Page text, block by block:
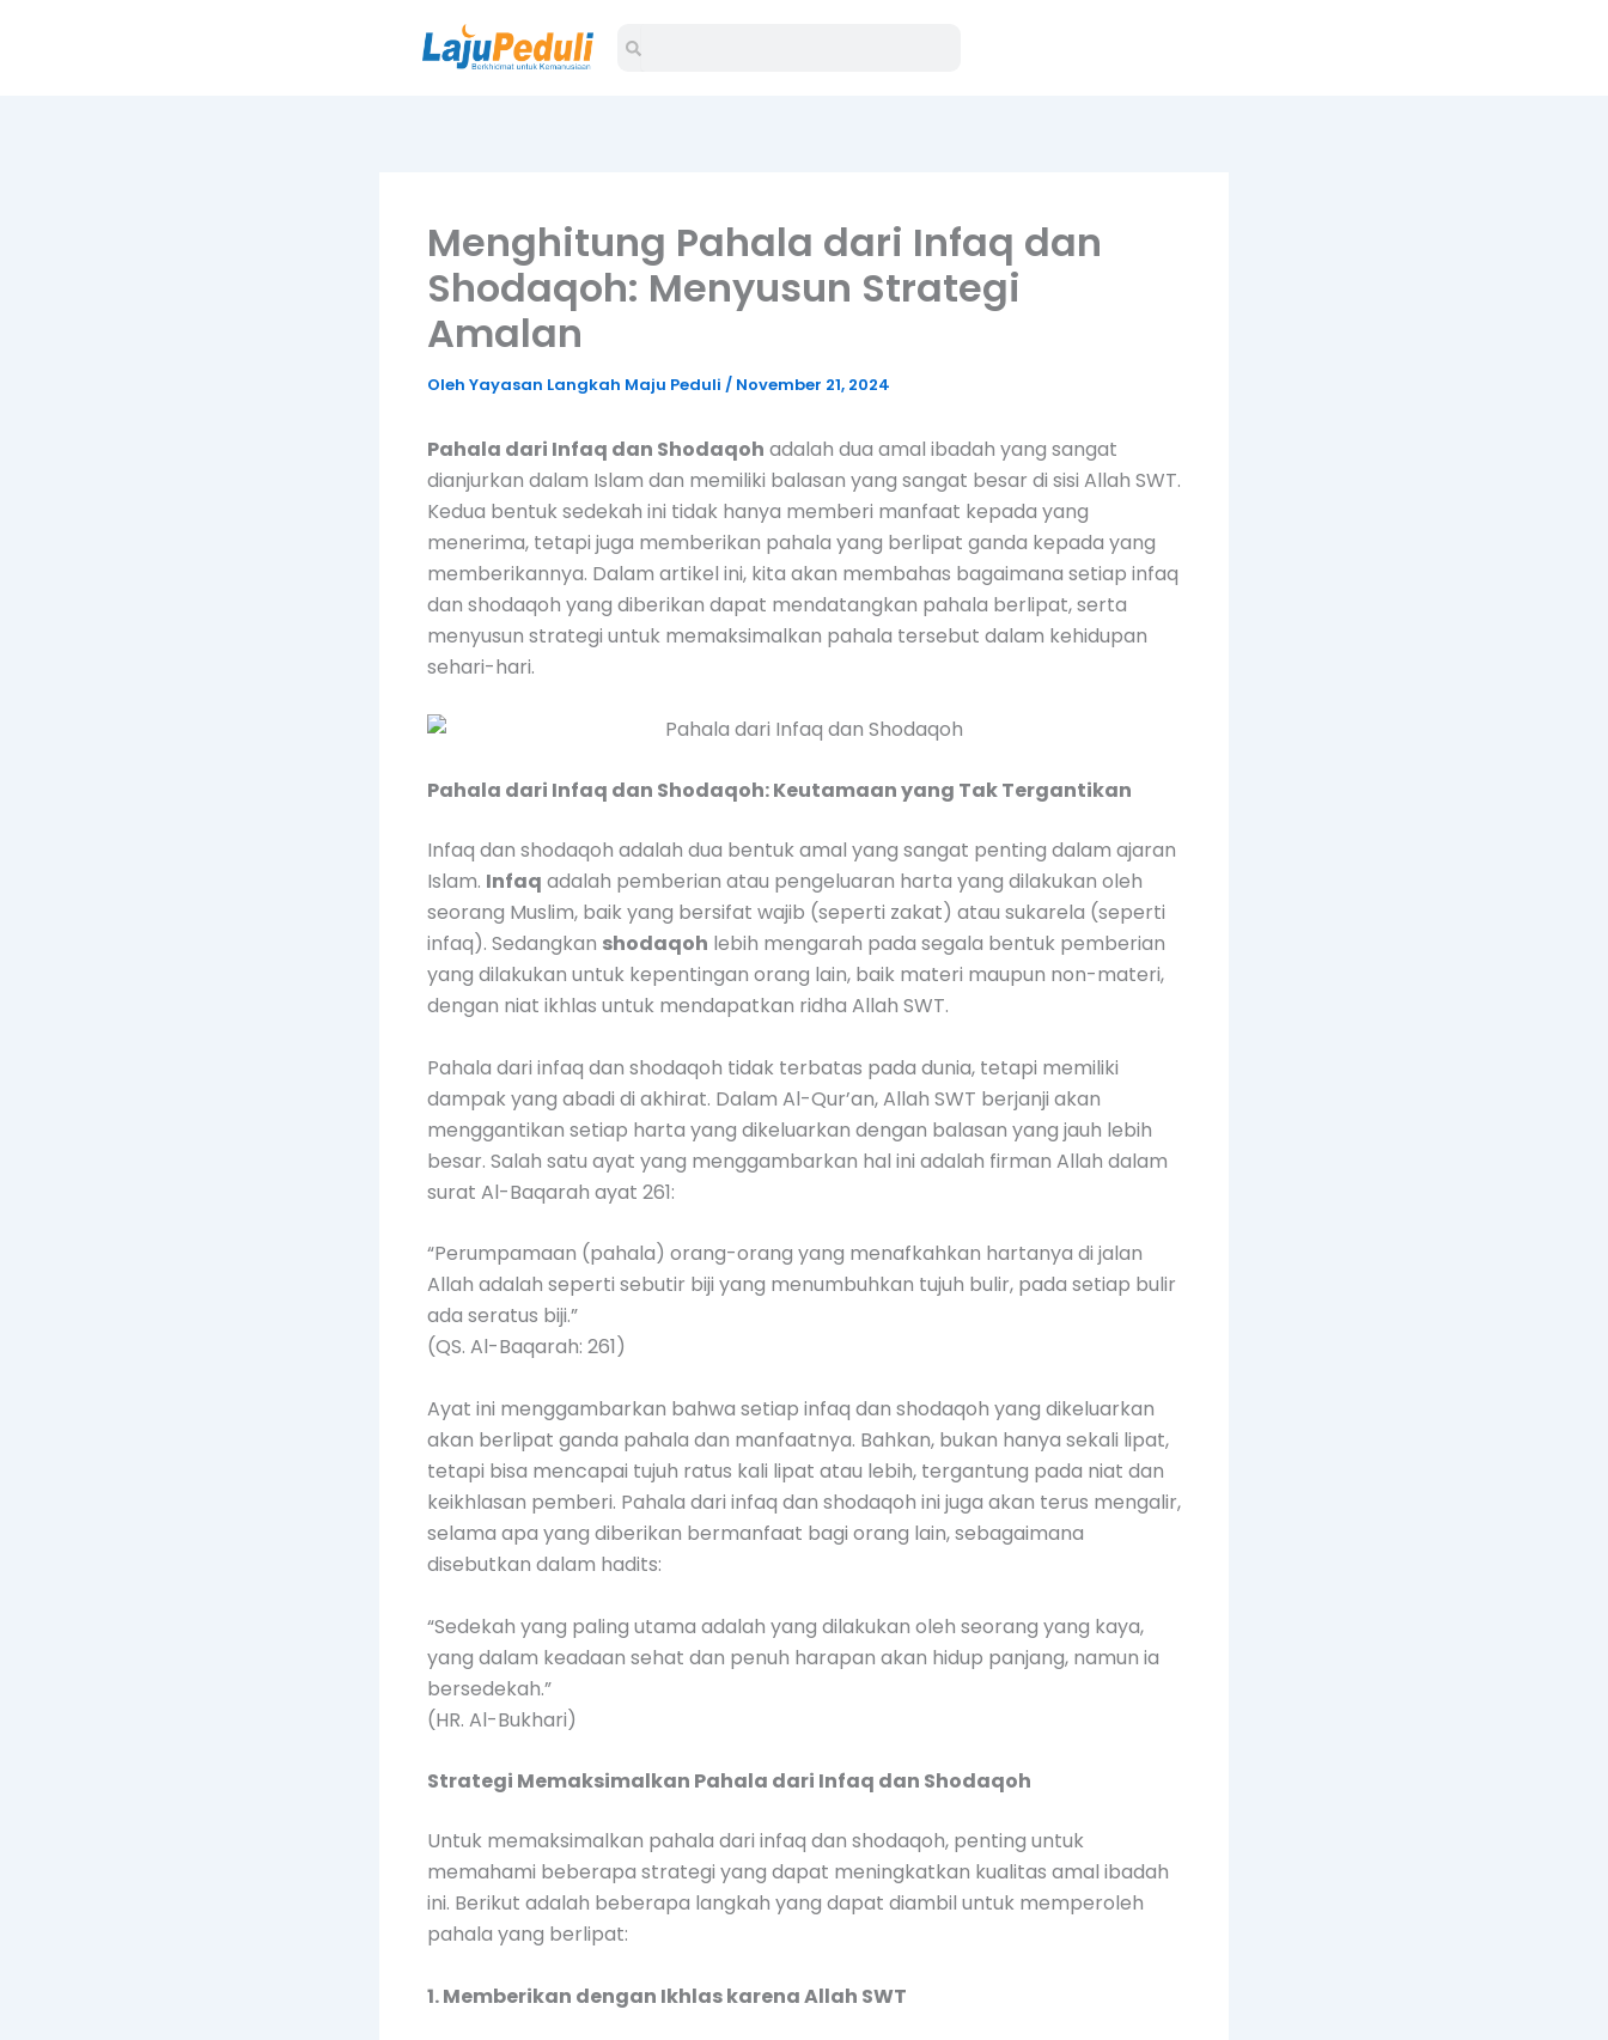
Search
Menghitung Pahala dari Infaq dan
Shodaqoh: Menyusun Strategi
Amalan
Oleh Yayasan Langkah Maju Peduli / November 21, 2024
Pahala dari Infaq dan Shodaqoh adalah dua amal ibadah yang sangat
dianjurkan dalam Islam dan memiliki balasan yang sangat besar di sisi Allah SWT.
Kedua bentuk sedekah ini tidak hanya memberi manfaat kepada yang
menerima, tetapi juga memberikan pahala yang berlipat ganda kepada yang
memberikannya. Dalam artikel ini, kita akan membahas bagaimana setiap infaq
dan shodaqoh yang diberikan dapat mendatangkan pahala berlipat, serta
menyusun strategi untuk memaksimalkan pahala tersebut dalam kehidupan
sehari-hari.
Pahala dari Infaq dan Shodaqoh: Keutamaan yang Tak Tergantikan
Infaq dan shodaqoh adalah dua bentuk amal yang sangat penting dalam ajaran
Islam. Infaq adalah pemberian atau pengeluaran harta yang dilakukan oleh
seorang Muslim, baik yang bersifat wajib (seperti zakat) atau sukarela (seperti
infaq). Sedangkan shodaqoh lebih mengarah pada segala bentuk pemberian
yang dilakukan untuk kepentingan orang lain, baik materi maupun non-materi,
dengan niat ikhlas untuk mendapatkan ridha Allah SWT.
Pahala dari infaq dan shodaqoh tidak terbatas pada dunia, tetapi memiliki
dampak yang abadi di akhirat. Dalam Al-Qur’an, Allah SWT berjanji akan
menggantikan setiap harta yang dikeluarkan dengan balasan yang jauh lebih
besar. Salah satu ayat yang menggambarkan hal ini adalah firman Allah dalam
surat Al-Baqarah ayat 261:
“Perumpamaan (pahala) orang-orang yang menafkahkan hartanya di jalan
Allah adalah seperti sebutir biji yang menumbuhkan tujuh bulir, pada setiap bulir
ada seratus biji.”
(QS. Al-Baqarah: 261)
Ayat ini menggambarkan bahwa setiap infaq dan shodaqoh yang dikeluarkan
akan berlipat ganda pahala dan manfaatnya. Bahkan, bukan hanya sekali lipat,
tetapi bisa mencapai tujuh ratus kali lipat atau lebih, tergantung pada niat dan
keikhlasan pemberi. Pahala dari infaq dan shodaqoh ini juga akan terus mengalir,
selama apa yang diberikan bermanfaat bagi orang lain, sebagaimana
disebutkan dalam hadits:
“Sedekah yang paling utama adalah yang dilakukan oleh seorang yang kaya,
yang dalam keadaan sehat dan penuh harapan akan hidup panjang, namun ia
bersedekah.”
(HR. Al-Bukhari)
Strategi Memaksimalkan Pahala dari Infaq dan Shodaqoh
Untuk memaksimalkan pahala dari infaq dan shodaqoh, penting untuk
memahami beberapa strategi yang dapat meningkatkan kualitas amal ibadah
ini. Berikut adalah beberapa langkah yang dapat diambil untuk memperoleh
pahala yang berlipat:
1. Memberikan dengan Ikhlas karena Allah SWT